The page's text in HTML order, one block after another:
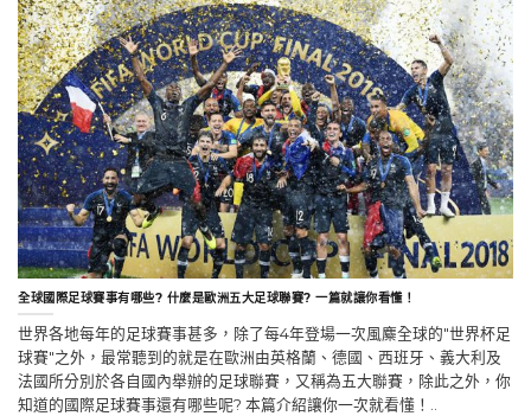
全球國際足球賽事有哪些? 什麼是歐洲五大足球聯賽? 一篇就讓你看懂！
世界各地每年的足球賽事甚多，除了每4年登場一次風麋全球的"世界杯足
球賽"之外，最常聽到的就是在歐洲由英格蘭、德國、西班牙、義大利及
法國所分別於各自國內舉辦的足球聯賽，又稱為五大聯賽，除此之外，你
知道的國際足球賽事還有哪些呢? 本篇介紹讓你一次就看懂！..